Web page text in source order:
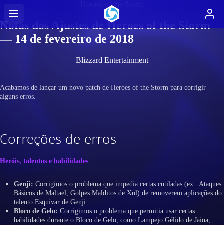
Heroes of the Storm
Notas dos Ajustes de Heroes of the Storm
— 14 de fevereiro de 2018
Blizzard Entertainment
Acabamos de lançar um novo patch de Heroes of the Storm para corrigir
alguns erros.
Correções de erros
Heróis, talentos e habilidades
Genji: Corrigimos o problema que impedia certas cutiladas (ex.: Ataques
Básicos de Maltael, Golpes Malditos de Xul) de removerem aplicações do
talento Esquivar de Genji.
Bloco de Gelo: Corrigimos o problema que permitia usar certas
habilidades durante o Bloco de Gelo, como Lampejo Gélido de Jaina,